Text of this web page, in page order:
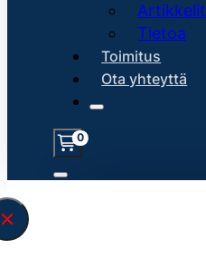
Artikkelit
Tietoa
Toimitus
Ota yhteyttä
0